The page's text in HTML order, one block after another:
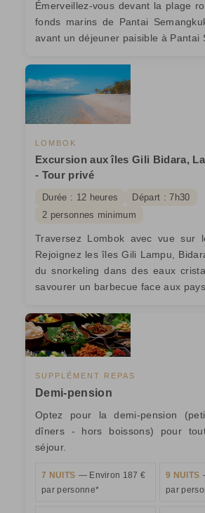
Émerveillez-vous devant la plage
fonds marins de Pantai
avant un déjeuner paisible à Pantai
LOMBOK
Excursion aux îles Gili Bidara,
- Tour privé
Durée : 12 heures
Départ : 7h30
2 personnes minimum
Traversez Lombok avec vue sur
Rejoignez les îles Gili Lampu,
du snorkeling dans des eaux
savourer un barbecue face aux
SUPPLÉMENT REPAS
Demi-pension
Optez pour la demi-pension
dîners - hors boissons) pour
séjour.
7 NUITS — Environ 187 €
par personne*
9 NUITS
par